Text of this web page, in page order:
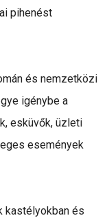
pihenést
és nemzetközi
igénybe a
esküvők, üzleti
események
kastélyokban és